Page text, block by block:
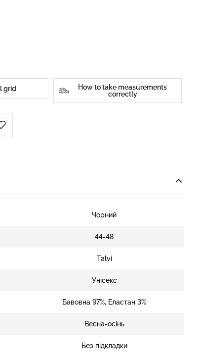
grid
How to take measurements
correctly
Чорний
44-48
Talvi
Унісекс
Бавовна 97%, Еластан 3%
Весна-осінь
Без підкладки